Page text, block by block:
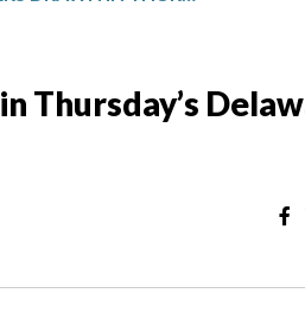
Thursday’s